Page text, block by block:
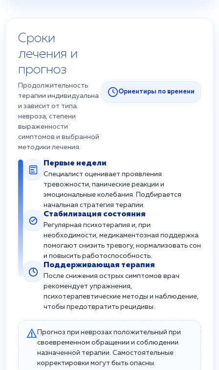
Сроки
лечения и
прогноз
Продолжительность
терапии индивидуальна
и зависит от типа
невроза, степени
выраженности
симптомов и выбранной
методики лечения.
Ориентиры по времени
Первые недели
Специалист оценивает проявления
тревожности, панические реакции и
эмоциональные колебания. Подбирается
начальная стратегия терапии.
Стабилизация состояния
Регулярная психотерапия и, при
необходимости, медикаментозная поддержка
помогают снизить тревогу, нормализовать сон
и повысить работоспособность.
Поддерживающая терапия
После снижения острых симптомов врач
рекомендует упражнения,
психотерапевтические методы и наблюдение,
чтобы предотвратить рецидивы.
Прогноз при неврозах положительный при
своевременном обращении и соблюдении
назначенной терапии. Самостоятельные
корректировки могут быть опасны.